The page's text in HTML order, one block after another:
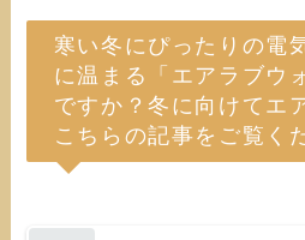
寒い冬にぴったりの電
に温まる「エアラブウ
ですか？冬に向けてエ
こちらの記事をご覧く